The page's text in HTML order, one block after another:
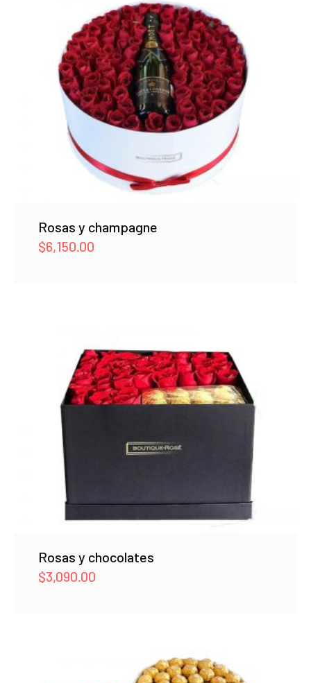
Rosas y champagne
$6,150.00
Rosas y chocolates
$3,090.00